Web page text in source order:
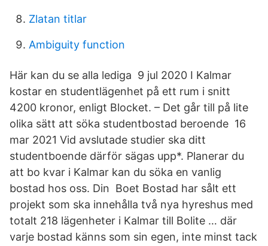
Zlatan titlar
Ambiguity function
Här kan du se alla lediga 9 jul 2020 I Kalmar
kostar en studentlägenhet på ett rum i snitt
4200 kronor, enligt Blocket. – Det går till på lite
olika sätt att söka studentbostad beroende 16
mar 2021 Vid avslutade studier ska ditt
studentboende därför sägas upp*. Planerar du
att bo kvar i Kalmar kan du söka en vanlig
bostad hos oss. Din Boet Bostad har sålt ett
projekt som ska innehålla två nya hyreshus med
totalt 218 lägenheter i Kalmar till Bolite … där
varje bostad känns som sin egen, inte minst tack